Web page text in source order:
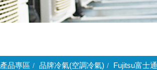
產品專區 品牌冷氣(空調冷氣) Fujitsu富士